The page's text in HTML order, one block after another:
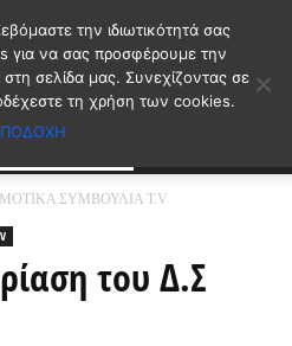
ΣΥΜΒΟΥΛΙΑ T.V
του Δ.Σ
την ιδιωτικότητά σας
για να σας προσφέρουμε την
σελίδα μας. Συνεχίζοντας σε
τη χρήση των cookies.